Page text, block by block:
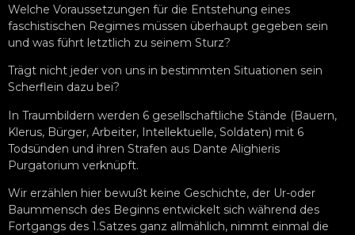
Welche Voraussetzungen für die Entstehung eines
faschistischen Regimes müssen überhaupt gegeben sein
und was führt letztlich zu seinem Sturz?
Trägt nicht jeder von uns in bestimmten Situationen sein
Scherflein dazu bei?
In Traumbildern werden 6 gesellschaftliche Stände (Bauern,
Klerus, Bürger, Arbeiter, Intellektuelle, Soldaten) mit 6
Todsünden und ihren Strafen aus Dante Alighieris
Purgatorium verknüpft.
Wir erzählen hier bewußt keine Geschichte, der Ur-oder
Baummensch des Beginns entwickelt sich während des
Fortgangs des 1.Satzes ganz allmählich, nimmt einmal die